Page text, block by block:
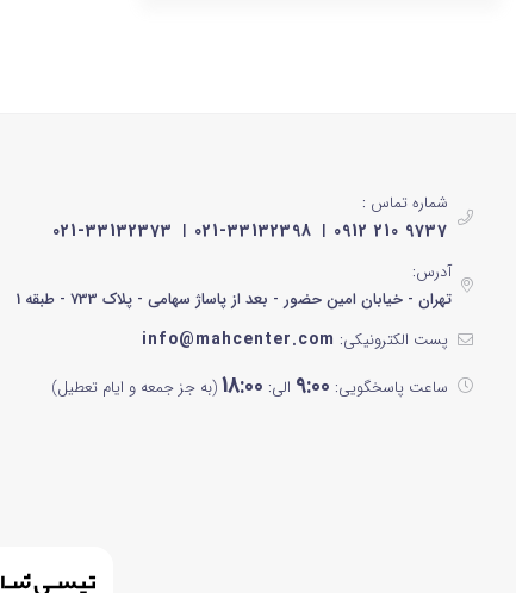
شماره تماس :
0912 210 9737
021-33132398
021-33132373
آدرس:
تهران - خیابان امین حضور - بعد از پاساژ سهامی - پلاک 733 - طبقه 1
پست الکترونیکی: info@mahcenter.com
ساعت پاسخگویی: 9:00 الی: 18:00(به جز جمعه و ایام تعطیل)